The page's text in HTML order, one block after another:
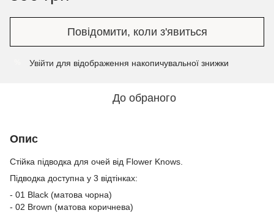
Повідомити, коли з'явиться
Увійти для відображення накопичувальної знижки
До обраного
Опис
Стійка підводка для очей від Flower Knows.
Підводка доступна у 3 відтінках:
- 01 Black (матова чорна)
- 02 Brown (матова коричнева)